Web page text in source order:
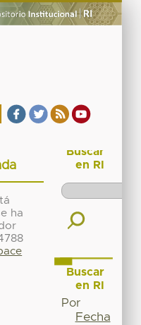
ha
Buscar
en RI
Buscar
en RI
Por
Fecha